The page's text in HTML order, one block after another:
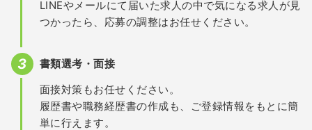
LINEやメールにて届いた求人の中で気になる求人が見
つかったら、応募の調整はお任せください。
書類選考・面接
面接対策もお任せください。
履歴書や職務経歴書の作成も、ご登録情報をもとに簡
単に行えます。